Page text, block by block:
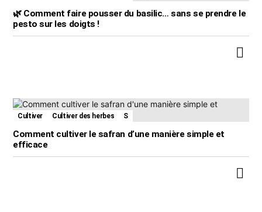
🌿 Comment faire pousser du basilic… sans se prendre le
pesto sur les doigts !
Cultiver Cultiver des herbes S
Comment cultiver le safran d’une manière simple et
efficace